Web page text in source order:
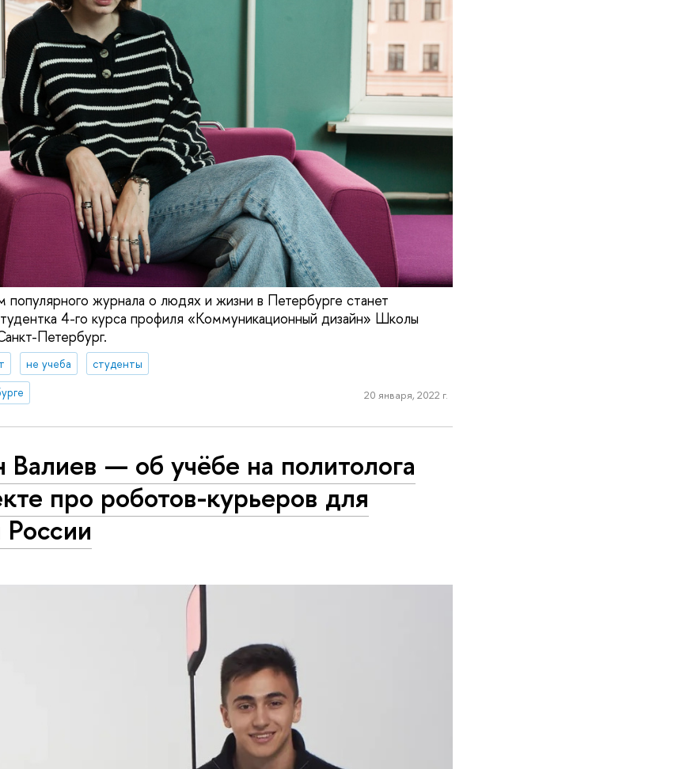
журнала о людях и жизни в Петербурге станет
4-го курса профиля «Коммуникационный дизайн» Школы
Петербург.
не учеба
студенты
20 января, 2022 г.
Валиев — об учёбе на политолога
про роботов-курьеров для